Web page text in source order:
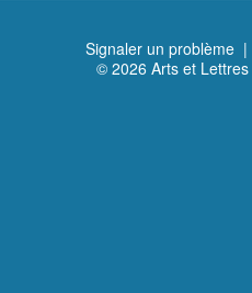
Signaler un problème |
© 2026 Arts et Lettres